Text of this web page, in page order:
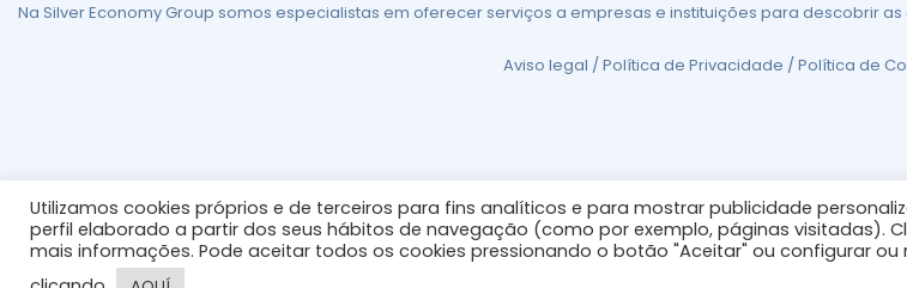
Na Silver Economy Group somos especialistas em oferecer serviços a empresas e instituições para descobrir
Aviso legal /Política de Privacidade /Política de
© 2026
Utilizamos cookies próprios e de terceiros para fins analíticos e para mostrar publicidade
perfil elaborado a partir dos seus hábitos de navegação (como por exemplo, páginas visitadas).
mais informações. Pode aceitar todos os cookies pressionando o botão "Aceitar" ou configurar ou